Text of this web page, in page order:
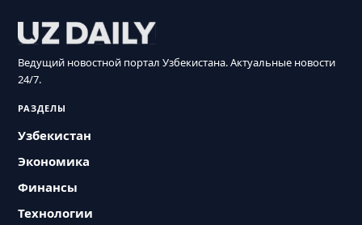
Ведущий новостной портал Узбекистана. Актуальные новости
24/7.
РАЗДЕЛЫ
Узбекистан
Экономика
Финансы
Технологии